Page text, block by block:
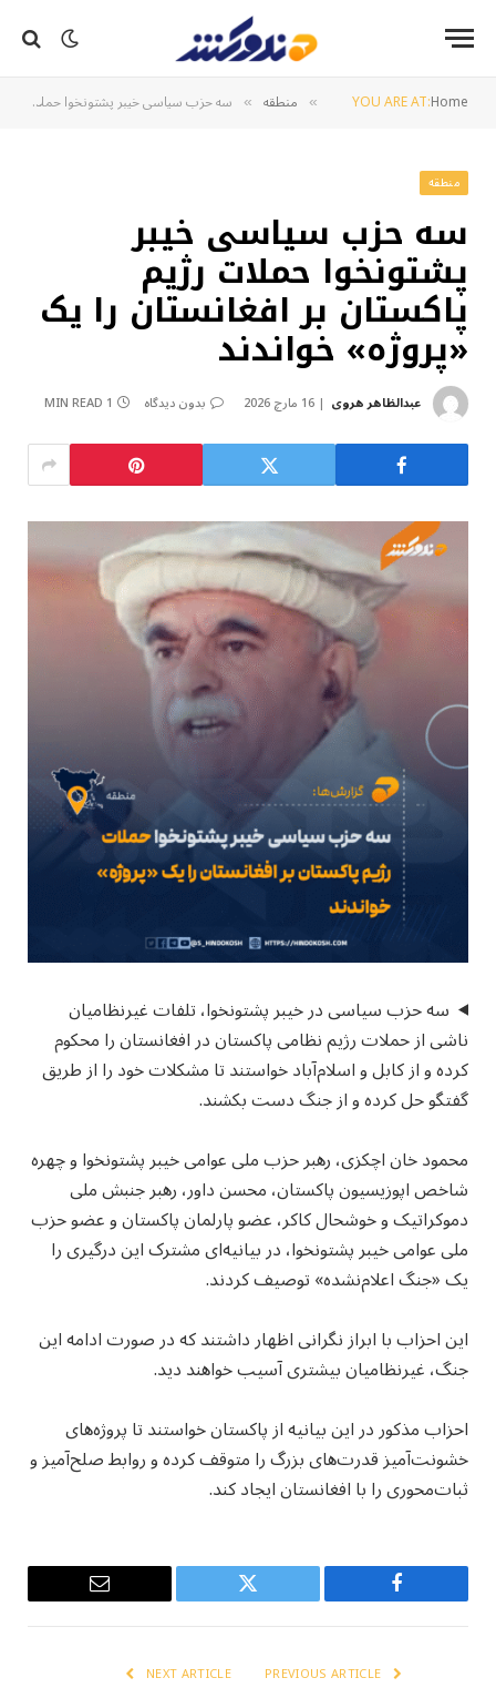
YOU ARE AT:Home
» منطقه » سه حزب سیاسی خیبر پشتونخوا حملات رژیم پاکستان بر افغانستان را یک «پروژه» خواندند
منطقه
سه حزب سیاسی خیبر
پشتونخوا حملات رژیم
پاکستان بر افغانستان را یک
«پروژه» خواندند
عبدالظاهر هروی 16 مارچ 2026 بدون دیدگاه 1 MIN READ
سه حزب سیاسی در خیبر پشتونخوا، تلفات غیرنظامیان
ناشی از حملات رژیم نظامی پاکستان در افغانستان را محکوم
کرده و از کابل و اسلام‌آباد خواستند تا مشکلات خود را از طریق
گفتگو حل کرده و از جنگ دست بکشند.
محمود خان اچکزی، رهبر حزب ملی عوامی خیبر پشتونخوا و چهره
شاخص اپوزیسیون پاکستان، محسن داور، رهبر جنبش ملی
دموکراتیک و خوشحال کاکر، عضو پارلمان پاکستان و عضو حزب
ملی عوامی خیبر پشتونخوا، در بیانیه‌ای مشترک این درگیری را
یک «جنگ اعلام‌نشده» توصیف کردند.
این احزاب با ابراز نگرانی اظهار داشتند که در صورت ادامه این
جنگ، غیرنظامیان بیشتری آسیب خواهند دید.
احزاب مذکور در این بیانیه از پاکستان خواستند تا پروژه‌های
خشونت‌آمیز قدرت‌های بزرگ را متوقف کرده و روابط صلح‌آمیز و
ثبات‌محوری را با افغانستان ایجاد کند.
Facebook
Twitter
Email
NEXT ARTICLE